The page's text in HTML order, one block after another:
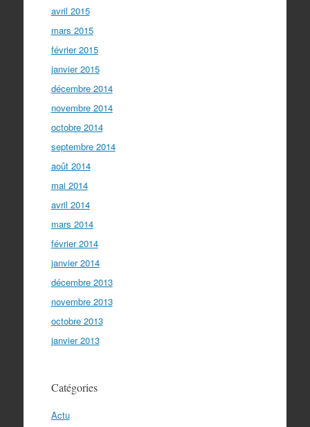
avril 2015
mars 2015
février 2015
janvier 2015
décembre 2014
novembre 2014
octobre 2014
septembre 2014
août 2014
mai 2014
avril 2014
mars 2014
février 2014
janvier 2014
décembre 2013
novembre 2013
octobre 2013
janvier 2013
Catégories
Actu